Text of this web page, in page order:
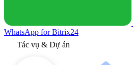
WhatsApp for Bitrix24
Tác vụ & Dự án